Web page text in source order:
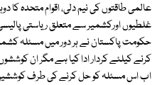
عالمی طاقتوں کی نیم دلی، اقوام متحدہ کا
غلطیوں اورکشمیر سے متعلق ریاستی
حکومت پاکستان نے ہر دور میں مسئلہ
کرنے کیلئے کردار ادا کیا ہے مگر ان
اب اس مسئلہ کو حل کرنے کی طرف کوششیں